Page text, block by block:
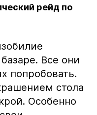
рейд по
Все они
попробовать.
стола
Особенно